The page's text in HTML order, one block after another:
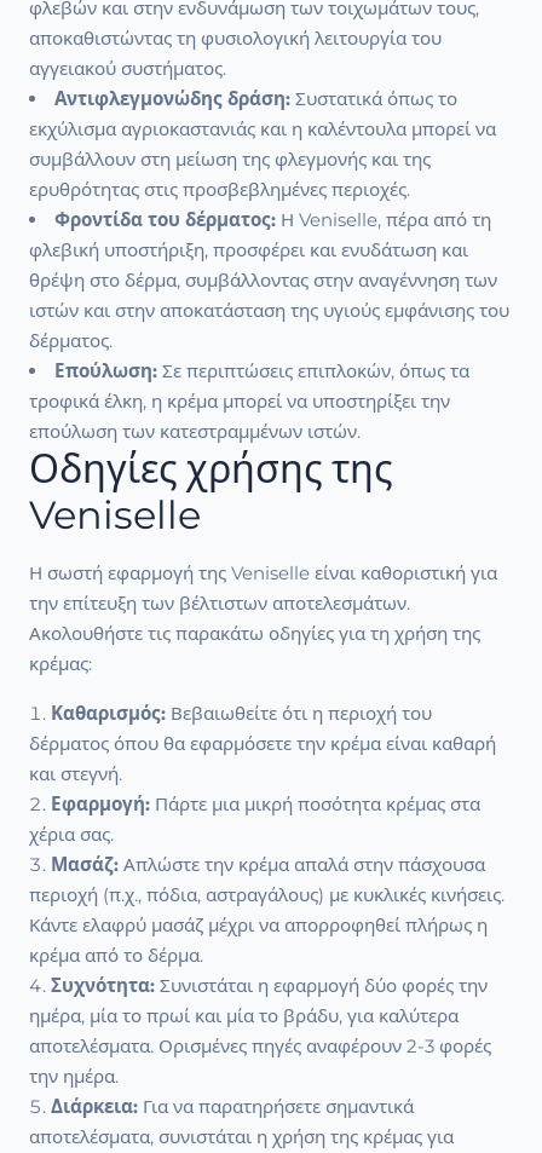
φλεβών και στην ενδυνάμωση των τοιχωμάτων τους,
αποκαθιστώντας τη φυσιολογική λειτουργία του
αγγειακού συστήματος.
Αντιφλεγμονώδης δράση: Συστατικά όπως το
εκχύλισμα αγριοκαστανιάς και η καλέντουλα μπορεί να
συμβάλλουν στη μείωση της φλεγμονής και της
ερυθρότητας στις προσβεβλημένες περιοχές.
Φροντίδα του δέρματος: Η Veniselle, πέρα από τη
φλεβική υποστήριξη, προσφέρει και ενυδάτωση και
θρέψη στο δέρμα, συμβάλλοντας στην αναγέννηση των
ιστών και στην αποκατάσταση της υγιούς εμφάνισης του
δέρματος.
Επούλωση: Σε περιπτώσεις επιπλοκών, όπως τα
τροφικά έλκη, η κρέμα μπορεί να υποστηρίξει την
επούλωση των κατεστραμμένων ιστών.
Οδηγίες χρήσης της
Veniselle
Η σωστή εφαρμογή της Veniselle είναι καθοριστική για
την επίτευξη των βέλτιστων αποτελεσμάτων.
Ακολουθήστε τις παρακάτω οδηγίες για τη χρήση της
κρέμας:
Καθαρισμός: Βεβαιωθείτε ότι η περιοχή του
δέρματος όπου θα εφαρμόσετε την κρέμα είναι καθαρή
και στεγνή.
Εφαρμογή: Πάρτε μια μικρή ποσότητα κρέμας στα
χέρια σας.
Μασάζ: Απλώστε την κρέμα απαλά στην πάσχουσα
περιοχή (π.χ., πόδια, αστραγάλους) με κυκλικές κινήσεις.
Κάντε ελαφρύ μασάζ μέχρι να απορροφηθεί πλήρως η
κρέμα από το δέρμα.
Συχνότητα: Συνιστάται η εφαρμογή δύο φορές την
ημέρα, μία το πρωί και μία το βράδυ, για καλύτερα
αποτελέσματα. Ορισμένες πηγές αναφέρουν 2-3 φορές
την ημέρα.
Διάρκεια: Για να παρατηρήσετε σημαντικά
αποτελέσματα, συνιστάται η χρήση της κρέμας για